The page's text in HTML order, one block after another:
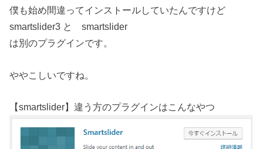
僕も始め間違ってインストールしていたんですけど
smartslider3 と smartslider
は別のプラグインです。
ややこしいですね。
【smartslider】違う方のプラグインはこんなやつ